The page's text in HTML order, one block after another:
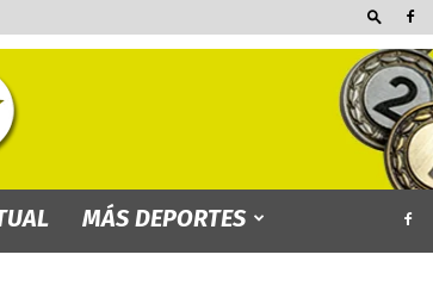
MÁS DEPORTES